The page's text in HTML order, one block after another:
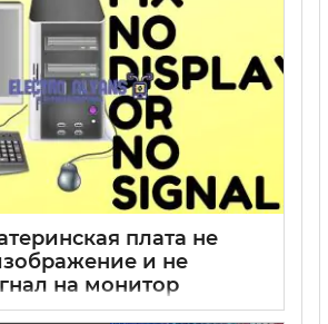
плата не
и не
на монитор